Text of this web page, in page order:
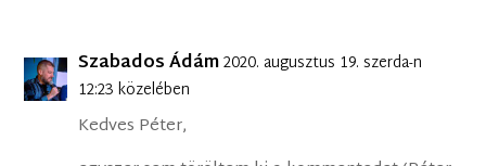
Szabados Ádám2020. augusztus 19. szerda-n
12:23 közelében
Kedves Péter,